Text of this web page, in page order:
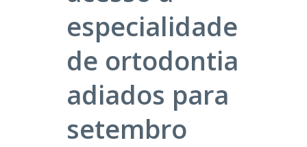
especialidade
de ortodontia
adiados para
setembro